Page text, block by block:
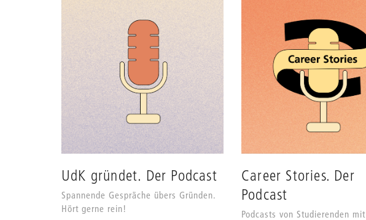
UdK gründet. Der Podcast
Spannende Gespräche übers Gründen.
Hört gerne rein!
Career Stories. Der
Podcast
Podcasts von Studierenden mit